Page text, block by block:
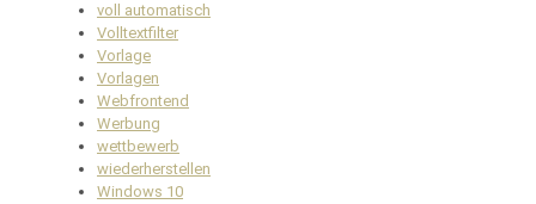
voll automatisch
Volltextfilter
Vorlage
Vorlagen
Webfrontend
Werbung
wettbewerb
wiederherstellen
Windows 10